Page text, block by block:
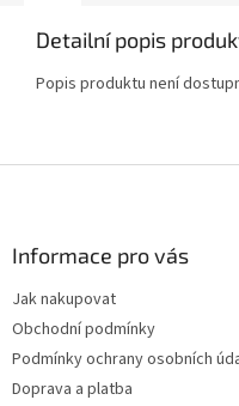
Detailní popis
Popis produktu není
Informace pro vás
Jak nakupovat
Obchodní podmínky
Podmínky ochrany osobních
Doprava a platba